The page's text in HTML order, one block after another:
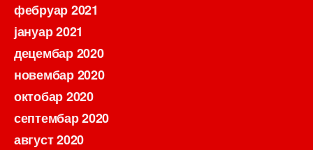
фебруар 2021
јануар 2021
децембар 2020
новембар 2020
октобар 2020
септембар 2020
август 2020